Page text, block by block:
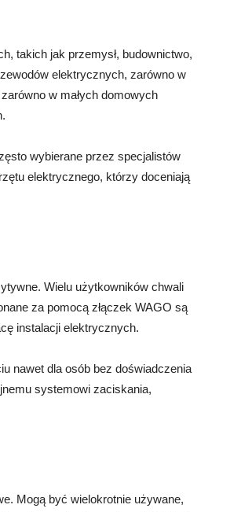
takich jak przemysł, budownictwo,
elektrycznych, zarówno w
w małych domowych
wybierane przez specjalistów
elektrycznego, którzy doceniają
Wielu użytkowników chwali
za pomocą złączek WAGO są
instalacji elektrycznych.
nawet dla osób bez doświadczenia
systemowi zaciskania,
Mogą być wielokrotnie używane,